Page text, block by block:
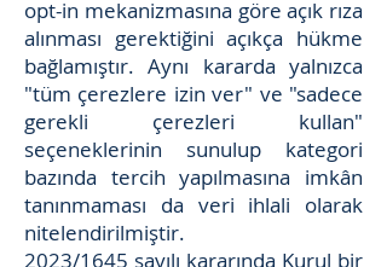
opt-in mekanizmasına göre açık rıza
alınması gerektiğini açıkça hükme
bağlamıştır. Aynı kararda yalnızca
"tüm çerezlere izin ver" ve "sadece
gerekli çerezleri kullan"
seçeneklerinin sunulup kategori
bazında tercih yapılmasına imkân
tanınmaması da veri ihlali olarak
nitelendirilmiştir.
2023/1645 sayılı kararında Kurul bir